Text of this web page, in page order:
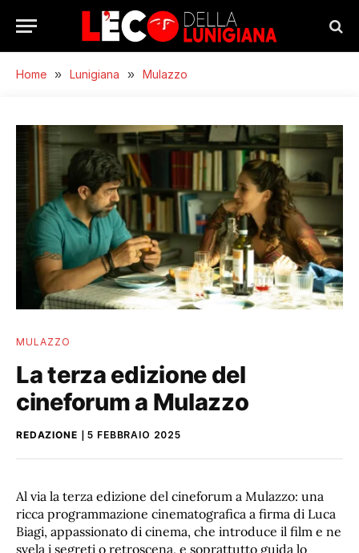
Home » Lunigiana » Mulazzo
MULAZZO
La terza edizione del
cineforum a Mulazzo
REDAZIONE 5 FEBBRAIO 2025
Al via la terza edizione del cineforum a Mulazzo: una
ricca programmazione cinematografica a firma di Luca
Biagi, appassionato di cinema, che introduce il film e ne
svela i segreti o retroscena, e soprattutto guida lo